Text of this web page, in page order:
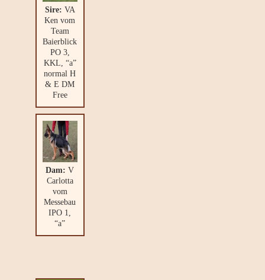
Sire: VA
Ken vom
Team
Baierblick
PO 3,
KKL, “a”
normal H
& E DM
Free
Dam:V
Carlotta
vom
Messebau
IPO 1,
“a”